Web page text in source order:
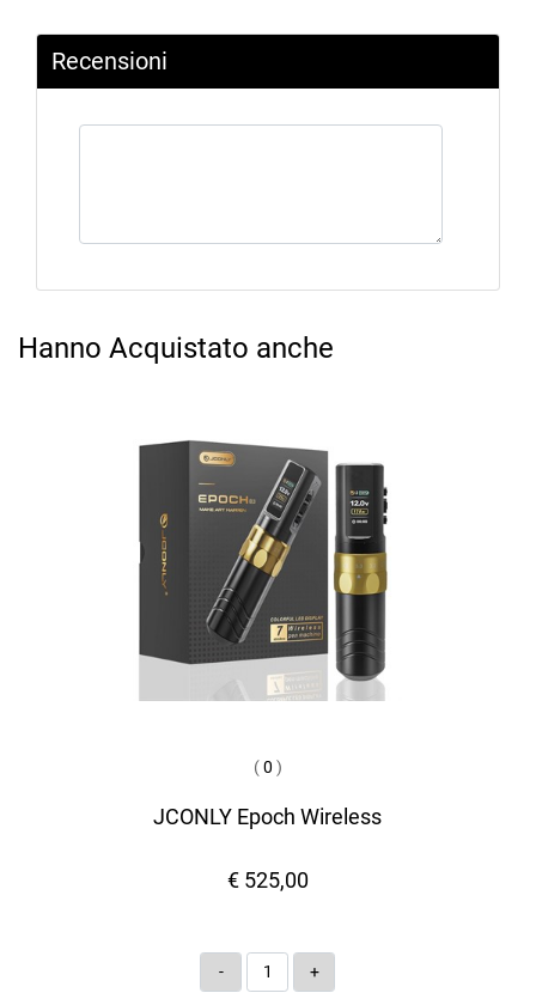
Recensioni
Hanno Acquistato anche
(0 )
JCONLY Epoch Wireless
€ 525,00
Quantità